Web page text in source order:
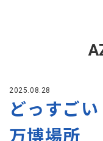
2025.08.28
どっすご
万博場所